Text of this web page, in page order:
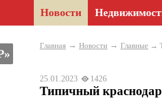
Новости
Главная → Новости → Главные →
25.01.2023 1426
Типичный